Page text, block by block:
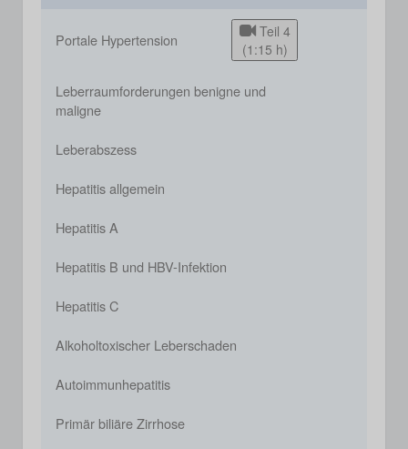
Portale Hypertension
Teil 4
(1:15 h)
Leberraumforderungen benigne und
maligne
Leberabszess
Hepatitis allgemein
Hepatitis A
Hepatitis B und HBV-Infektion
Hepatitis C
Alkoholtoxischer Leberschaden
Autoimmunhepatitis
Primär biliäre Zirrhose